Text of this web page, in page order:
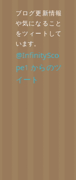
ブログ更新情報
や気になること
をツィートして
います。
@InfinitySco
pe1 からのツ
イート